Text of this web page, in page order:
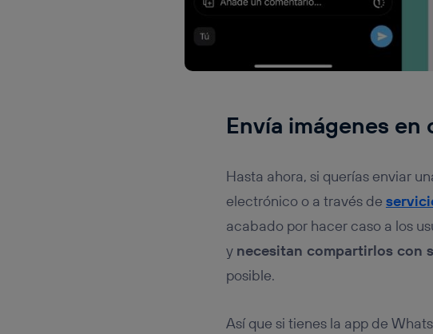
Envía imágenes
Hasta ahora, si querías enviar
electrónico o a través de
acabado por hacer caso a los
y necesitan compartirlos con
posible.
Así que si tienes la app de